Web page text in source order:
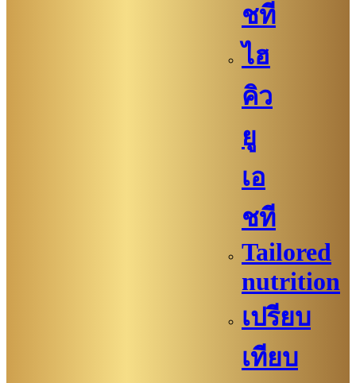
ชที
ไฮ
คิว
ยู
เอ
ชที
Tailored
nutrition
เปรียบ
เทียบ